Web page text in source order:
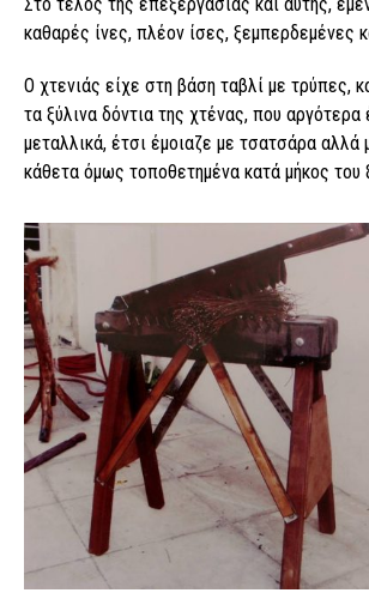
καθαρές ίνες, πλέον ίσες, ξεμπερδεμένες
Ο χτενιάς είχε στη βάση ταβλί με τρύπες,
τα ξύλινα δόντια της χτένας, που αργότερα
μεταλλικά, έτσι έμοιαζε με τσατσάρα αλλά
κάθετα όμως τοποθετημένα κατά μήκος του